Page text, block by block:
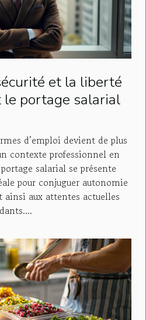
et la liberté
le portage salarial
d’emploi devient de plus
contexte professionnel en
salarial se présente
pour conjuguer autonomie
aux attentes actuelles